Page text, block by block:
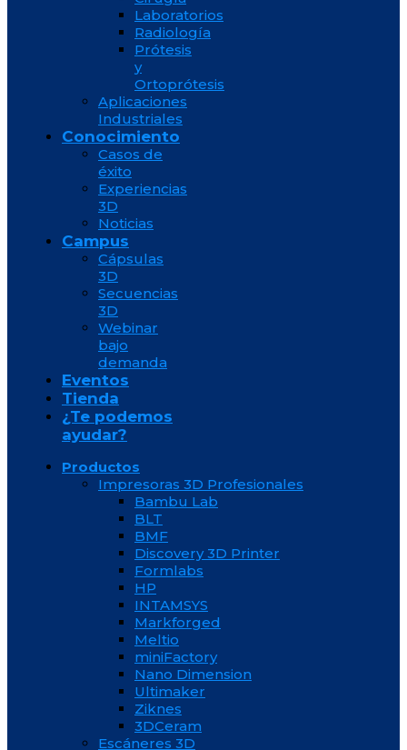
Laboratorios
Radiología
Prótesis
y
Ortoprótesis
Aplicaciones
Industriales
Conocimiento
Casos de
éxito
Experiencias
3D
Noticias
Campus
Cápsulas
3D
Secuencias
3D
Webinar
bajo
demanda
Eventos
Tienda
¿Te podemos
ayudar?
Productos
Impresoras 3D Profesionales
Bambu Lab
BLT
BMF
Discovery 3D Printer
Formlabs
HP
INTAMSYS
Markforged
Meltio
miniFactory
Nano Dimension
Ultimaker
Ziknes
3DCeram
Escáneres 3D